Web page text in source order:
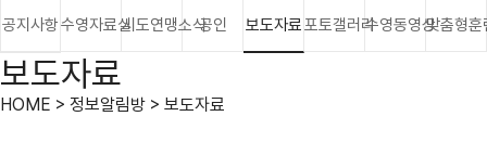
공지사항수영자료실시도연맹소식공인 보도자료포토갤러리수영동영상맞춤형훈
보도자료
HOME > 정보알림방 > 보도자료